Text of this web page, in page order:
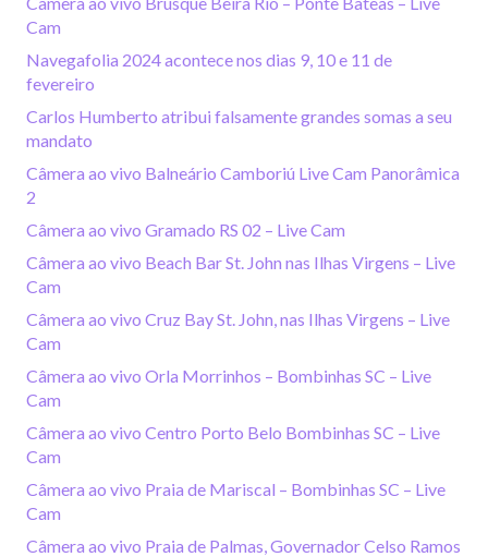
Cam
Navegafolia 2024 acontece nos dias 9, 10 e 11 de
fevereiro
Carlos Humberto atribui falsamente grandes somas a seu
mandato
Câmera ao vivo Balneário Camboriú Live Cam Panorâmica
2
Câmera ao vivo Gramado RS 02 – Live Cam
Câmera ao vivo Beach Bar St. John nas Ilhas Virgens – Live
Cam
Câmera ao vivo Cruz Bay St. John, nas Ilhas Virgens – Live
Cam
Câmera ao vivo Orla Morrinhos – Bombinhas SC – Live
Cam
Câmera ao vivo Centro Porto Belo Bombinhas SC – Live
Cam
Câmera ao vivo Praia de Mariscal – Bombinhas SC – Live
Cam
Câmera ao vivo Praia de Palmas, Governador Celso Ramos